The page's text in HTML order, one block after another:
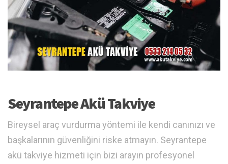
Seyrantepe Akü Takviye
Bireysel araç vurdurma yöntemi ile kendi canınızı ve
başkalarının güvenliğini riske atmayın. Seyrantepe
akü takviye hizmeti için bizi arayın profesyonel